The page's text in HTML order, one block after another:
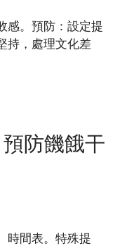
感。預防：設定提
持，處理文化差
防饑餓干
時間表。特殊提